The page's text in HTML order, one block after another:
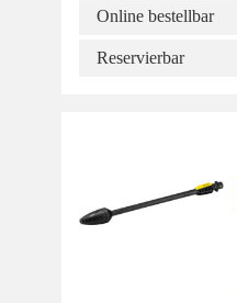
Online bestellbar
Reservierbar